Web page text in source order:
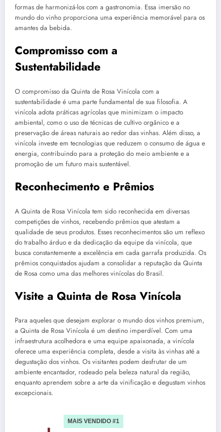
formas de harmonizá-los com a gastronomia. Essa imersão no
mundo do vinho proporciona uma experiência memorável para os
amantes da bebida.
Compromisso com a
Sustentabilidade
O compromisso da Quinta de Rosa Vinícola com a
sustentabilidade é uma parte fundamental de sua filosofia. A
vinícola adota práticas agrícolas que minimizam o impacto
ambiental, como o uso de técnicas de cultivo orgânico e a
preservação de áreas naturais ao redor das vinhas. Além disso, a
vinícola investe em tecnologias que reduzem o consumo de água e
energia, contribuindo para a proteção do meio ambiente e a
promoção de um futuro mais sustentável.
Reconhecimento e Prêmios
A Quinta de Rosa Vinícola tem sido reconhecida em diversas
competições de vinhos, recebendo prêmios que atestam a
qualidade de seus produtos. Esses reconhecimentos são um reflexo
do trabalho árduo e da dedicação da equipe da vinícola, que
busca constantemente a excelência em cada garrafa produzida. Os
prêmios conquistados ajudam a consolidar a reputação da Quinta
de Rosa como uma das melhores vinícolas do Brasil.
Visite a Quinta de Rosa Vinícola
Para aqueles que desejam explorar o mundo dos vinhos premium,
a Quinta de Rosa Vinícola é um destino imperdível. Com uma
infraestrutura acolhedora e uma equipe apaixonada, a vinícola
oferece uma experiência completa, desde a visita às vinhas até a
degustação dos vinhos. Os visitantes podem desfrutar de um
ambiente encantador, rodeado pela beleza natural da região,
enquanto aprendem sobre a arte da vinificação e degustam vinhos
excepcionais.
MAIS VENDIDO #1